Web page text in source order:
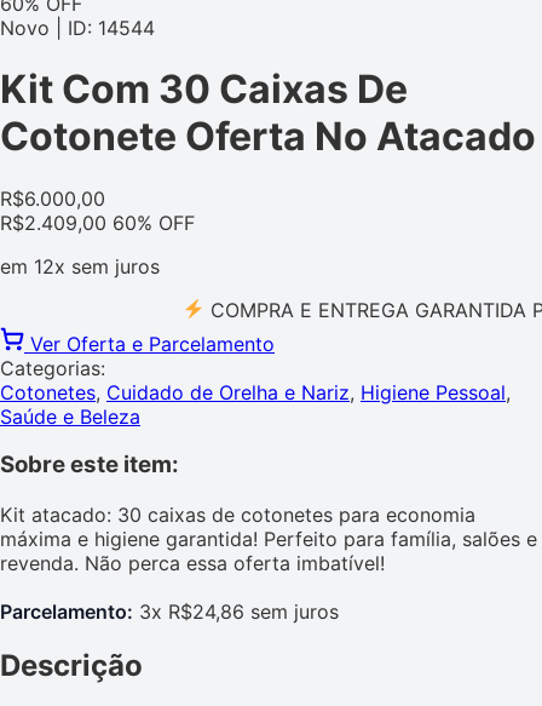
Novo | ID: 14544
Kit Com 30 Caixas De
Cotonete Oferta No Atacado
R$6.000,00
R$2.409,00 60% OFF
em 12x sem juros
COMPRA E ENTREGA GARANTIDA PELO
Ver Oferta e Parcelamento
Categorias:
Cotonetes, Cuidado de Orelha e Nariz, Higiene Pessoal,
Saúde e Beleza
Sobre este item:
Kit atacado: 30 caixas de cotonetes para economia
máxima e higiene garantida! Perfeito para família, salões e
revenda. Não perca essa oferta imbatível!
Parcelamento: 3x R$24,86 sem juros
Descrição